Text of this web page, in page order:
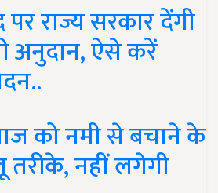
पर राज्य सरकार देंगी
अनुदान, ऐसे करें
को नमी से बचाने के
नहीं लगेगी